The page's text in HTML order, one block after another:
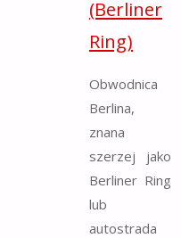
(Berliner
Ring)
Obwodnica
Berlina,
znana
szerzej jako
Berliner Ring
lub
autostrada